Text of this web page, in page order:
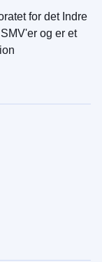
for det Indre
og er et